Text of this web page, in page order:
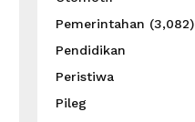
Pemerintahan (3,082)
Pendidikan
Peristiwa
Pileg